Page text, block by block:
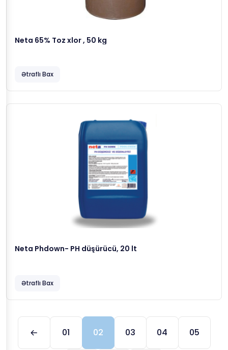
Neta 65% Toz xlor , 50 kg
Ətraflı Bax
Neta Phdown- PH düşürücü, 20 lt
Ətraflı Bax
01 02 03 04 05